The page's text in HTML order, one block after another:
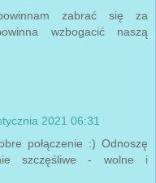
zabrać się za
wzbogacić naszą
2021 06:31
połączenie :) Odnoszę
szczęśliwe - wolne i